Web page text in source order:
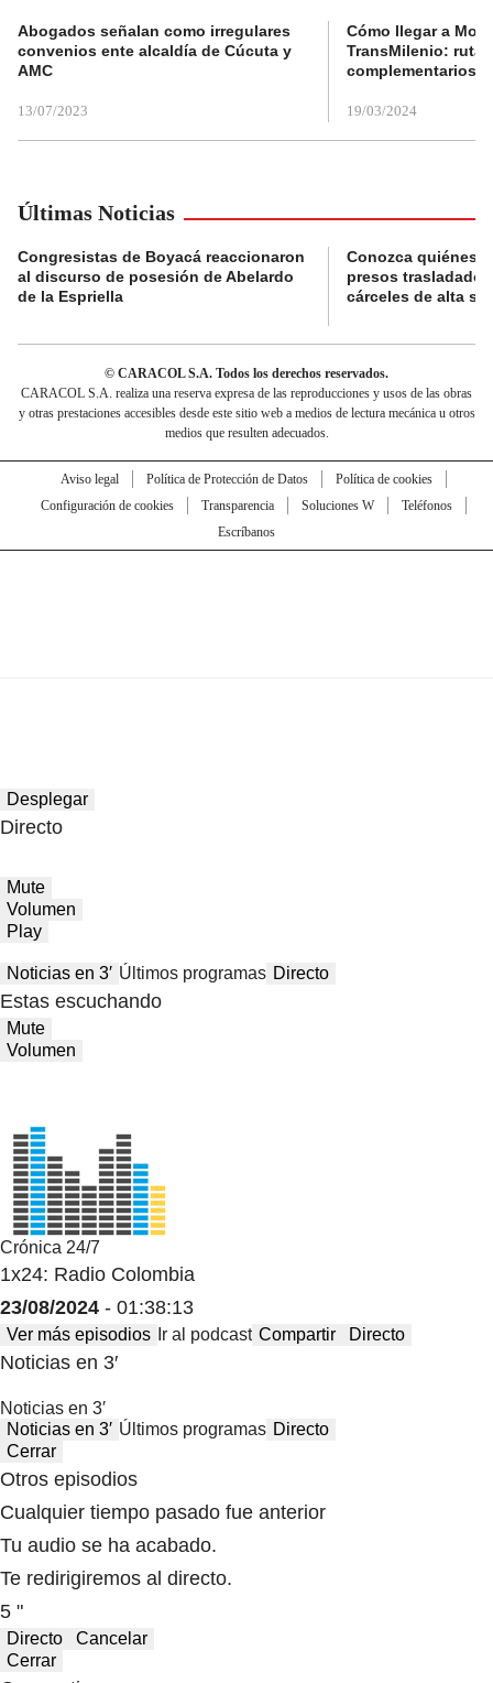
Abogados señalan como irregulares
convenios ente alcaldía de Cúcuta y
AMC
13/07/2023
Cómo llegar a
TransMilenio:
complementarios
19/03/2024
Últimas Noticias
Congresistas de Boyacá reaccionaron
al discurso de posesión de Abelardo
de la Espriella
Conozca quiénes
presos
cárceles de alta
© CARACOL S.A. Todos los derechos reservados.
CARACOL S.A. realiza una reserva expresa de las reproducciones y usos de las obras
y otras prestaciones accesibles desde este sitio web a medios de lectura mecánica u otros
medios que resulten adecuados.
Aviso legal Política de Protección de Datos
Política de cookies
Configuración de cookies
Transparencia Soluciones W
Teléfonos
Escríbanos
Desplegar
Directo
Mute
Volumen
Play
Noticias en 3′ Últimos programas Directo
Estas escuchando
Mute
Volumen
Crónica 24/7
1x24: Radio Colombia
23/08/2024 - 01:38:13
Ver más episodios Ir al podcast Compartir Directo
Noticias en 3′
Noticias en 3′
Noticias en 3′ Últimos programas Directo
Cerrar
Otros episodios
Cualquier tiempo pasado fue anterior
Tu audio se ha acabado.
Te redirigiremos al directo.
5 "
Directo
Cancelar
Cerrar